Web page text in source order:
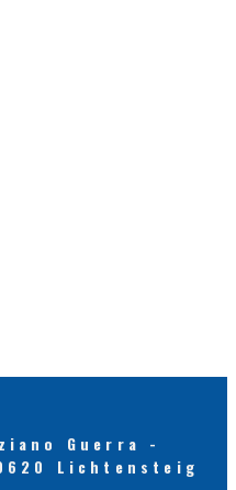
Guerra -
Lichtensteig